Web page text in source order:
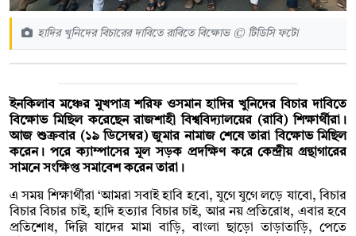
হাদির খুনিদের বিচারের দাবিতে রাবিতে বিক্ষোভ © টিডিসি ফটো
ইনকিলাব মঞ্চের মুখপাত্র শরিফ ওসমান হাদির খুনিদের বিচার দাবিতে
বিক্ষোভ মিছিল করেছেন রাজশাহী বিশ্ববিদ্যালয়ের (রাবি) শিক্ষার্থীরা।
আজ শুক্রবার (১৯ ডিসেম্বর) জুমার নামাজ শেষে তারা বিক্ষোভ মিছিল
করেন। পরে ক্যাম্পাসের মূল সড়ক প্রদক্ষিণ করে কেন্দ্রীয় গ্রন্থাগারের
সামনে সংক্ষিপ্ত সমাবেশ করেন তারা।
এ সময় শিক্ষার্থীরা ‘আমরা সবাই হাবি হবো, যুগে যুগে লড়ে যাবো, বিচার
বিচার বিচার চাই, হাদি হত্যার বিচার চাই, আর নয় প্রতিরোধ, এবার হবে
প্রতিশোধ, দিল্লি যাদের মামা বাড়ি, বাংলা ছাড়ো তাড়াতাড়ি, পেতে